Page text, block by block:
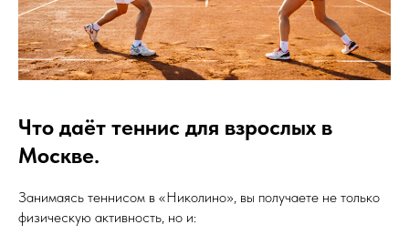
Что даёт теннис для взрослых в
Москве.
Занимаясь теннисом в «Николино», вы получаете не только
физическую активность, но и: